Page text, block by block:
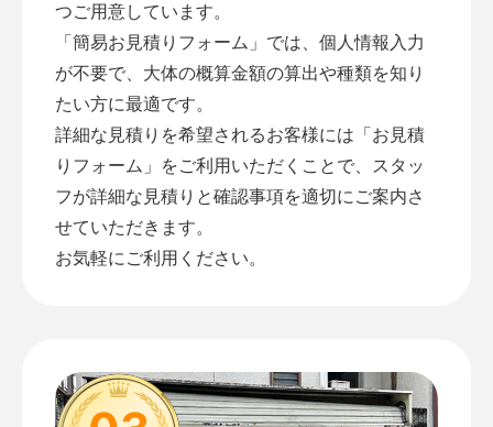
つご用意しています。
「簡易お見積りフォーム 」では、個人情報入力
が不要で、大体の概算金額の算出や種類を知り
たい方に最適です。
詳細な見積りを希望されるお客様には「お見積
りフォーム 」をご利用いただくことで、スタッ
フが詳細な見積りと確認事項を適切にご案内さ
せていただきます。
お気軽にご利用ください。